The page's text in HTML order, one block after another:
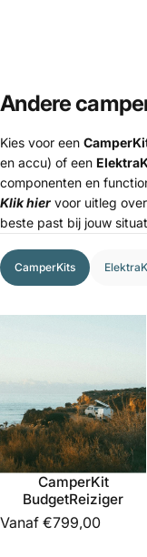
Andere
Kies voor een
en accu) of een
componenten en
Klik hier voor uitleg
beste past bij jouw
CamperKits
CamperKit
BudgetReiziger
Vanaf €799,00